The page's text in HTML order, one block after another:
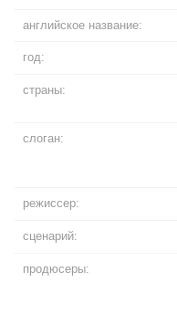
английское название:
год:
страны:
слоган:
режиссер:
сценарий:
продюсеры: